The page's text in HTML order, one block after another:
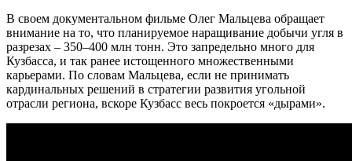
В своем документальном фильме Олег Мальцева обращает
внимание на то, что планируемое наращивание добычи угля в
разрезах – 350–400 млн тонн. Это запредельно много для
Кузбасса, и так ранее истощенного множественными
карьерами. По словам Мальцева, если не принимать
кардинальных решений в стратегии развития угольной
отрасли региона, вскоре Кузбасс весь покроется «дырами».